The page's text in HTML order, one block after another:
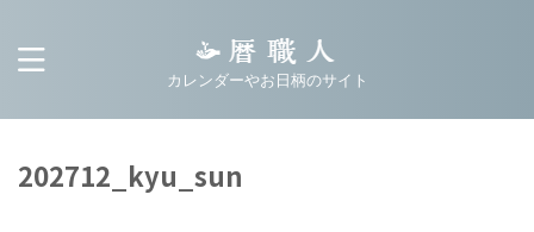
カレンダーやお日柄のサイト
202712_kyu_sun